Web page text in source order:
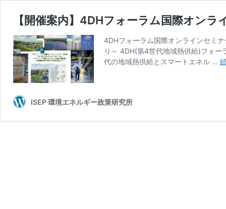
【開催案内】4DHフォーラム国際オン
4DHフォーラム国際オンラインセミ
り～ 4DH(第4世代地域熱供給)フォ
代の地域熱供給とスマートエネル …
ISEP 環境エネルギー政策研究所